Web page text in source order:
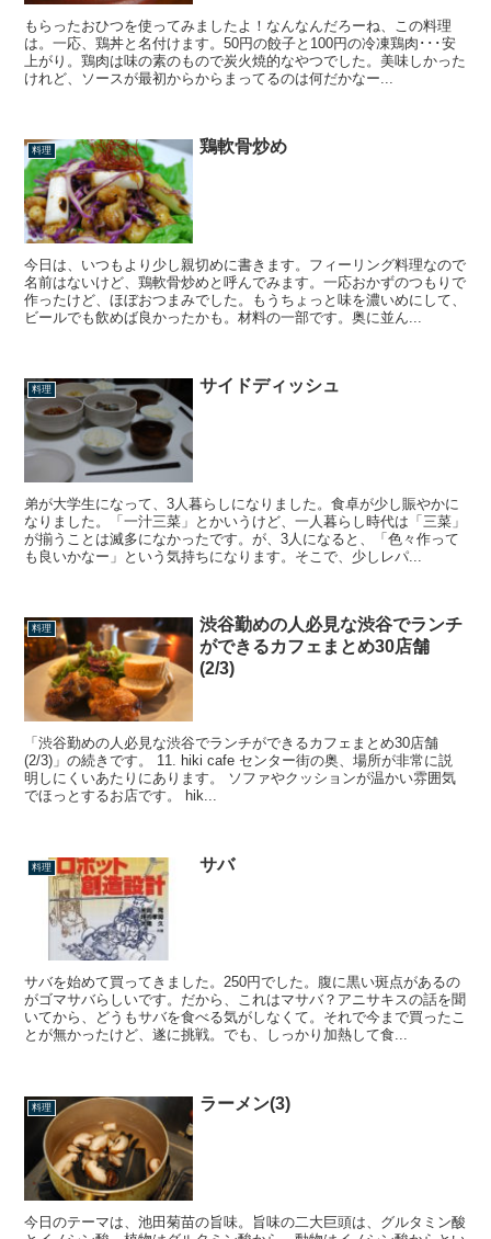
もらったおひつを使ってみましたよ！なんなんだろーね、この料理
は。一応、鶏丼と名付けます。50円の餃子と100円の冷凍鶏肉･･･安
上がり。鶏肉は味の素のもので炭火焼的なやつでした。美味しかった
けれど、ソースが最初からからまってるのは何だかなー...
料理 鶏軟骨炒め
今日は、いつもより少し親切めに書きます。フィーリング料理なので
名前はないけど、鶏軟骨炒めと呼んでみます。一応おかずのつもりで
作ったけど、ほぼおつまみでした。もうちょっと味を濃いめにして、
ビールでも飲めば良かったかも。材料の一部です。奥に並ん...
料理 サイドディッシュ
弟が大学生になって、3人暮らしになりました。食卓が少し賑やかに
なりました。「一汁三菜」とかいうけど、一人暮らし時代は「三菜」
が揃うことは滅多になかったです。が、3人になると、「色々作って
も良いかなー」という気持ちになります。そこで、少しレパ...
料理
渋谷勤めの人必見な渋谷でランチ
ができるカフェまとめ30店舗
(2/3)
「渋谷勤めの人必見な渋谷でランチができるカフェまとめ30店舗
(2/3)」の続きです。 11. hiki cafe センター街の奥、場所が非常に説
明しにくいあたりにあります。 ソファやクッションが温かい雰囲気
でほっとするお店です。 hik...
料理 サバ
サバを始めて買ってきました。250円でした。腹に黒い斑点があるの
がゴマサバらしいです。だから、これはマサバ？アニサキスの話を聞
いてから、どうもサバを食べる気がしなくて。それで今まで買ったこ
とが無かったけど、遂に挑戦。でも、しっかり加熱して食...
料理 ラーメン(3)
今日のテーマは、池田菊苗の旨味。旨味の二大巨頭は、グルタミン酸